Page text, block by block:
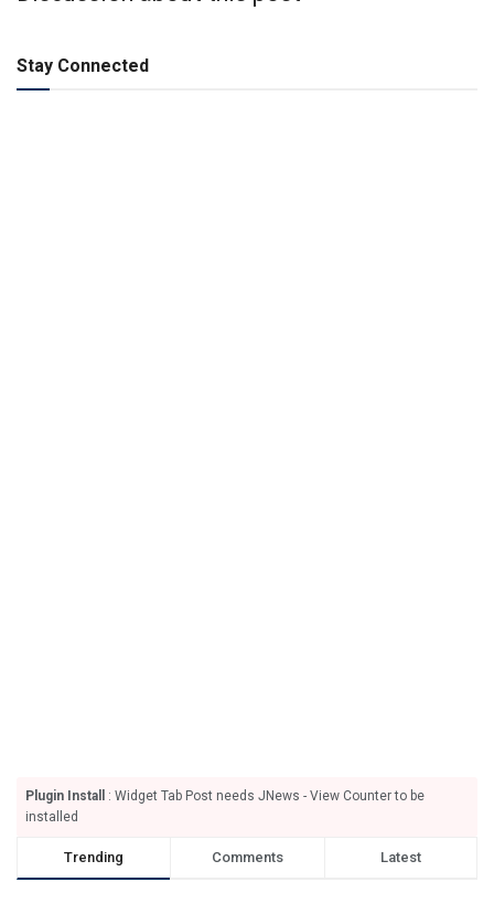
Stay Connected
Plugin Install
: Widget Tab Post needs JNews - View Counter to be
installed
Trending Comments Latest